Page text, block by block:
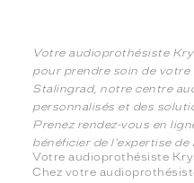
Votre audioprothésiste
pour prendre soin de votre
Stalingrad, notre centre
personnalisés et des
Prenez rendez-vous en
bénéficier de l'expertise
Votre audioprothésiste
Chez votre